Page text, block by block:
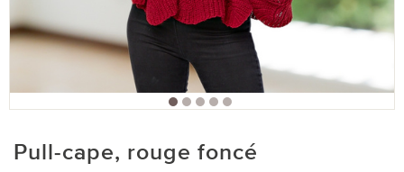
Pull-cape, rouge foncé